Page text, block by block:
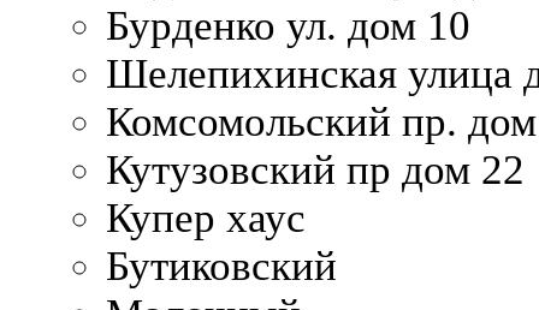
Бурденко ул. дом 10
Шелепихинская улица
Комсомольский пр.
Кутузовский пр дом 22
Купер хаус
Бутиковский